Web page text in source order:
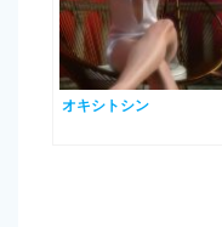
オキシトシン